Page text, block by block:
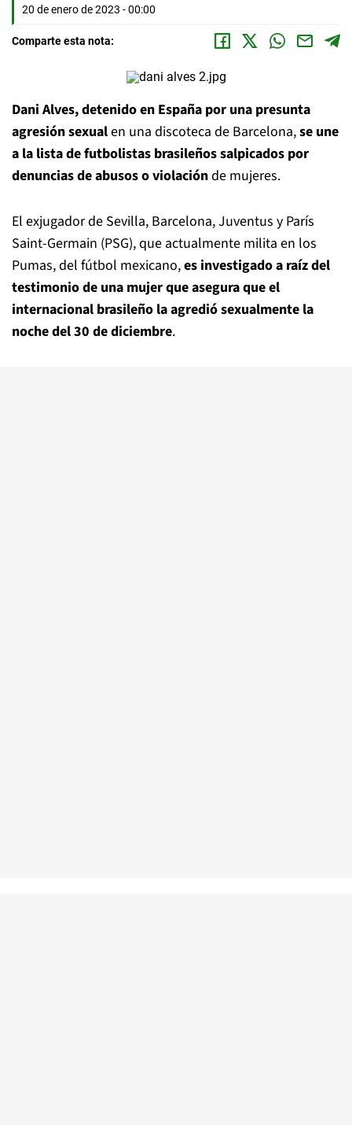
20 de enero de 2023 - 00:00
Comparte esta nota:
Dani Alves, detenido en España por una presunta
agresión sexualen una discoteca de Barcelona,se une
a la lista de futbolistas brasileños salpicados por
denuncias de abusos o violaciónde mujeres.
El exjugador de Sevilla, Barcelona, Juventus y París
Saint-Germain (PSG), que actualmente milita en los
Pumas, del fútbol mexicano,es investigado a raíz del
testimonio de una mujer que asegura que el
internacional brasileño la agredió sexualmente la
noche del 30 de diciembre.